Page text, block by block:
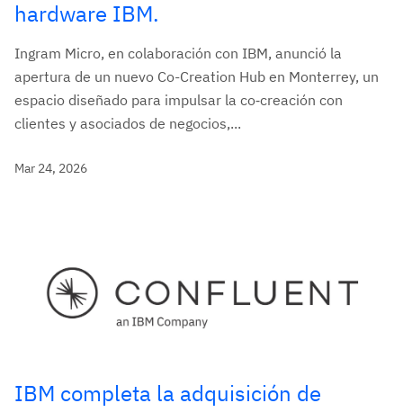
hardware IBM.
Ingram Micro, en colaboración con IBM, anunció la
apertura de un nuevo Co-Creation Hub en Monterrey, un
espacio diseñado para impulsar la co‑creación con
clientes y asociados de negocios,...
Mar 24, 2026
IBM completa la adquisición de